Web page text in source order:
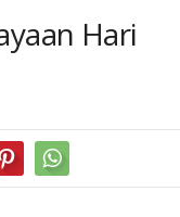
Hari